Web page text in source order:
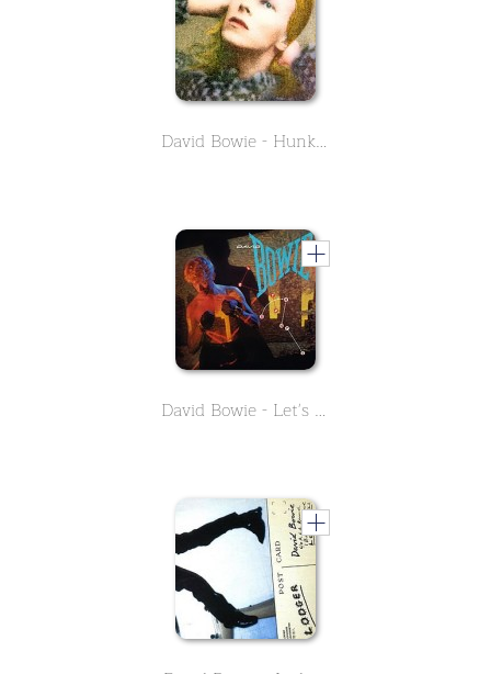
David Bowie - Hunky Dory
David Bowie - Let's Dance